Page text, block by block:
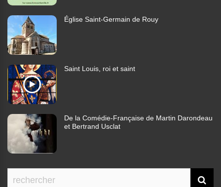
Église Saint-Germain de Rouy
Saint Louis, roi et saint
De la Comédie-Française de Martin Darondeau
et Bertrand Usclat